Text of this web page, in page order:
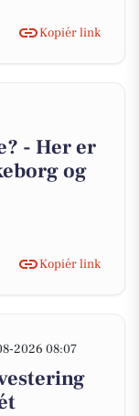
Kopiér link
- Her er
og
Kopiér link
2026 08:07